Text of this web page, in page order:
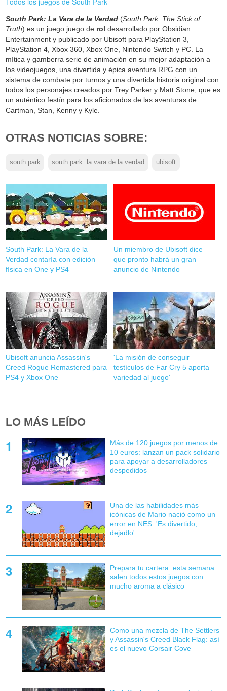
South Park: La Vara de la Verdad (South Park: The Stick of
Truth) es un juego juego de rol desarrollado por Obsidian
Entertainment y publicado por Ubisoft para PlayStation 3,
PlayStation 4, Xbox 360, Xbox One, Nintendo Switch y PC. La
mítica y gamberra serie de animación en su mejor adaptación a
los videojuegos, una divertida y épica aventura RPG con un
sistema de combate por turnos y una divertida historia original con
todos los personajes creados por Trey Parker y Matt Stone, que es
un auténtico festín para los aficionados de las aventuras de
Cartman, Stan, Kenny y Kyle.
OTRAS NOTICIAS SOBRE:
south park south park: la vara de la verdad ubisoft
South Park: La Vara de la
Verdad contaría con edición
física en One y PS4
Un miembro de Ubisoft dice
que pronto habrá un gran
anuncio de Nintendo
Ubisoft anuncia Assassin's
Creed Rogue Remastered para
PS4 y Xbox One
'La misión de conseguir
testículos de Far Cry 5 aporta
variedad al juego'
LO MÁS LEÍDO
Más de 120 juegos por menos de
10 euros: lanzan un pack solidario
para apoyar a desarrolladores
despedidos
Una de las habilidades más
icónicas de Mario nació como un
error en NES: 'Es divertido,
dejadlo'
Prepara tu cartera: esta semana
salen todos estos juegos con
mucho aroma a clásico
Como una mezcla de The Settlers
y Assassin's Creed Black Flag: así
es el nuevo Corsair Cove